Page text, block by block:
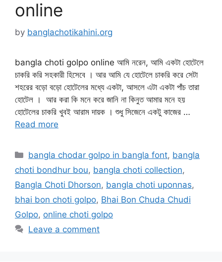
online
by banglachotikahini.org
bangla choti golpo online আমি নরেন, আমি একটা হোটেলে
চাকরি করি সহকারী হিসেবে । আর আমি যে হোটেলে চাকরি করে সেটা
শহরের বড়ো বড়ো হোটেলের মধ্যে একটা, আসলে এটা একটা পাঁচ তারা
হোটেল । আর করা কি মনে করে জানি না কিনুত আমার মনে হয়
হোটেলের চাকরি খুবই আরাম দায়ক । শুধু সিজেনে একটু কাজের …
Read more
Categories
bangla chodar golpo in bangla font, bangla
choti bondhur bou, bangla choti collection,
Bangla Choti Dhorson, bangla choti uponnas,
bhai bon choti golpo, Bhai Bon Chuda Chudi
Golpo, online choti golpo
Leave a comment